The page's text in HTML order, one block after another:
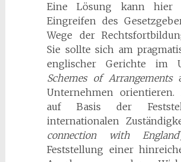
Eine Lösung kann
Eingreifen des
Wege der
Sie sollte sich am
englischer Gerichte im
Schemes of Arrangements
Unternehmen orientieren.
auf Basis der
internationalen
connection with England
Feststellung einer